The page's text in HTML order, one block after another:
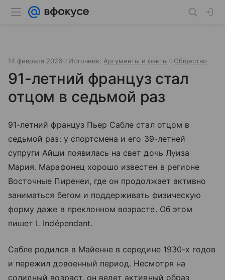
14 февраля 2026 Источник: Аргументы и факты Общество
91-летний француз стал
отцом в седьмой раз
91-летний француз Пьер Сабле стал отцом в
седьмой раз: у спортсмена и его 39-летней
супруги Айши появилась на свет дочь Луиза
Мария. Марафонец хорошо известен в регионе
Восточные Пиренеи, где он продолжает активно
заниматься бегом и поддерживать физическую
форму даже в преклонном возрасте. Об этом
пишет L Indépendant.
Сабле родился в Майенне в середине 1930-х годов
и пережил довоенный период. Несмотря на
солидный возраст, он ведет активный образ